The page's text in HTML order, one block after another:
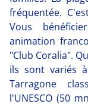
fréquentée.
Vous
animation
"Club Coralia".
ils sont variés
Tarragone
l'UNESCO (50